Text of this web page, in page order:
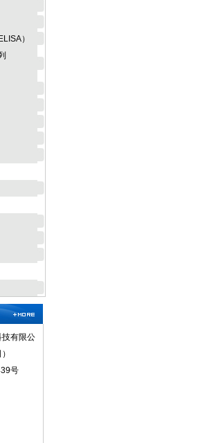
）
技有限公
号